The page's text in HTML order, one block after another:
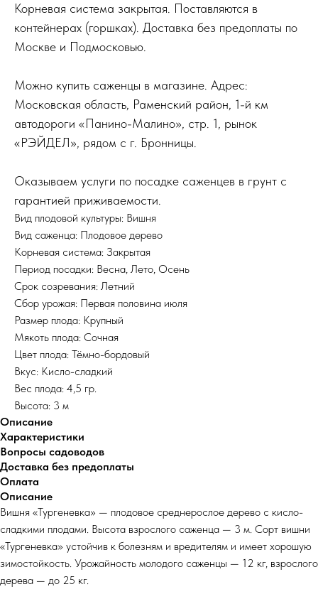
Корневая система закрытая. Поставляются в
контейнерах (горшках). Доставка без предоплаты по
Москве и Подмосковью.
Можно купить саженцы в магазине. Адрес:
Московская область, Раменский район, 1-й км
автодороги «Панино-Малино», стр. 1, рынок
«РЭЙДЕЛ», рядом с г. Бронницы.
Оказываем услуги по посадке саженцев в грунт с
гарантией приживаемости.
Вид плодовой культуры: Вишня
Вид саженца: Плодовое дерево
Корневая система: Закрытая
Период посадки: Весна, Лето, Осень
Срок созревания: Летний
Сбор урожая: Первая половина июля
Размер плода: Крупный
Мякоть плода: Сочная
Цвет плода: Тёмно-бордовый
Вкус: Кисло-сладкий
Вес плода: 4,5 гр.
Высота: 3 м
Описание
Характеристики
Вопросы садоводов
Доставка без предоплаты
Оплата
Описание
Вишня «Тургеневка» — плодовое среднерослое дерево с кисло-
сладкими плодами. Высота взрослого саженца — 3 м. Сорт вишни
«Тургеневка» устойчив к болезням и вредителям и имеет хорошую
зимостойкость. Урожайность молодого саженцы — 12 кг, взрослого
дерева — до 25 кг.